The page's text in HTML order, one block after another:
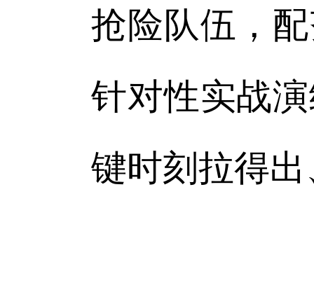
抢险队伍，
针对性实战
键时刻拉得